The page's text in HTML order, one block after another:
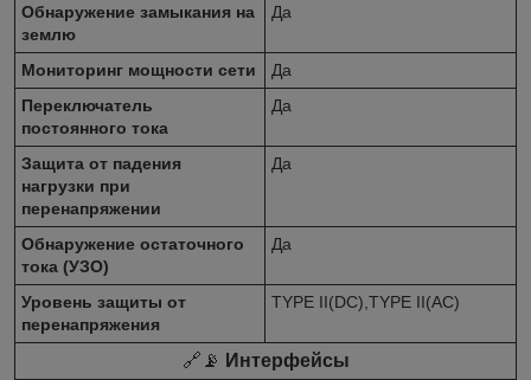
Обнаружение замыкания на
землю
Да
Мониторинг мощности сети
Да
Переключатель
постоянного тока
Да
Защита от падения
нагрузки при
перенапряжении
Да
Обнаружение остаточного
тока (УЗО)
Да
Уровень защиты от
перенапряжения
TYPE II(DC),TYPE II(AC)
🔗📡 Интерфейсы